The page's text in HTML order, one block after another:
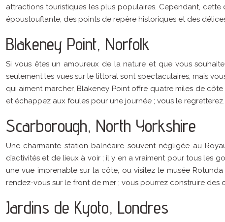
attractions touristiques les plus populaires. Cependant,
époustouflante, des points de repère historiques et des
Blakeney Point, Norfolk
Si vous êtes un amoureux de la nature et que vous
seulement les vues sur le littoral sont spectaculaires, mais
qui aiment marcher, Blakeney Point offre quatre miles de
et échappez aux foules pour une journée ; vous le regretterez.
Scarborough, North Yorkshire
Une charmante station balnéaire souvent négligée au
d’activités et de lieux à voir ; il y en a vraiment pour tous les
une vue imprenable sur la côte, ou visitez le musée
rendez-vous sur le front de mer ; vous pourrez construire
Jardins de Kyoto, Londres